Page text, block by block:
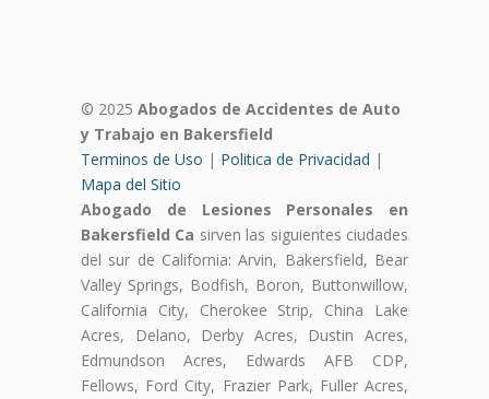
© 2025 Abogados de Accidentes de Auto
y Trabajo en Bakersfield
Terminos de Uso | Politica de Privacidad |
Mapa del Sitio
Abogado de Lesiones Personales en
Bakersfield Ca sirven las siguientes ciudades
del sur de California: Arvin, Bakersfield, Bear
Valley Springs, Bodfish, Boron, Buttonwillow,
California City, Cherokee Strip, China Lake
Acres, Delano, Derby Acres, Dustin Acres,
Edmundson Acres, Edwards AFB CDP,
Fellows, Ford City, Frazier Park, Fuller Acres,